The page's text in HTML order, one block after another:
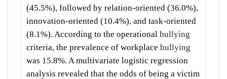
(45.5%), followed by relation-oriented (36.0%),
innovation-oriented (10.4%), and task-oriented
(8.1%). According to the operational bullying
criteria, the prevalence of workplace bullying
was 15.8%. A multivariate logistic regression
analysis revealed that the odds of being a victim